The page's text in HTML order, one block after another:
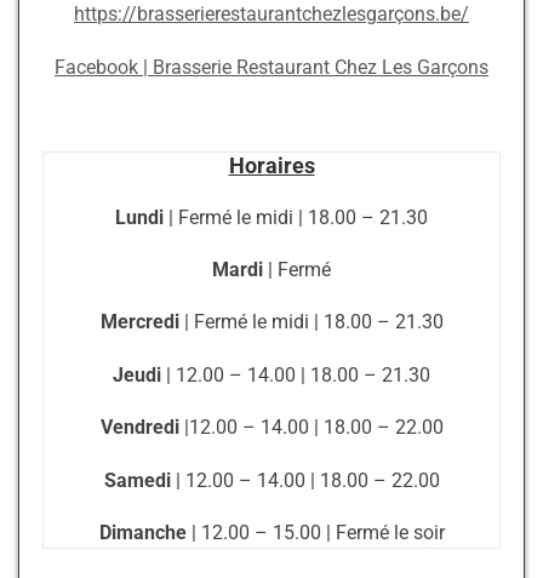
https://brasserierestaurantchezlesgarçons.be/
Facebook | Brasserie Restaurant Chez Les Garçons
Horaires
Lundi | Fermé le midi | 18.00 – 21.30
Mardi | Fermé
Mercredi| Fermé le midi | 18.00 – 21.30
Jeudi | 12.00 – 14.00 | 18.00 – 21.30
Vendredi|12.00 – 14.00 | 18.00 – 22.00
Samedi| 12.00 – 14.00 | 18.00 – 22.00
Dimanche| 12.00 – 15.00 | Fermé le soir